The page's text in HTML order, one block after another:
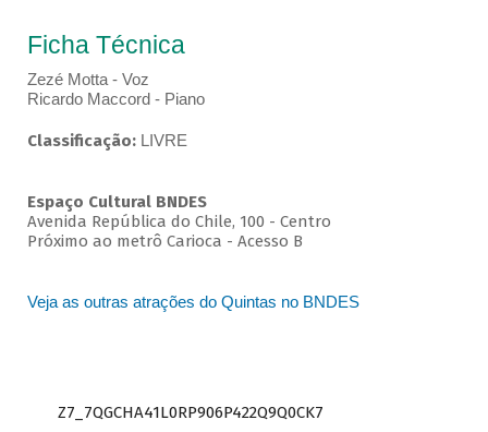
Ficha Técnica
Zezé Motta - Voz
Ricardo Maccord - Piano
Classificação: LIVRE
Espaço Cultural BNDES
Avenida República do Chile, 100 - Centro
Próximo ao metrô Carioca - Acesso B
Veja as outras atrações do Quintas no BNDES
Z7_7QGCHA41L0RP906P422Q9Q0CK7